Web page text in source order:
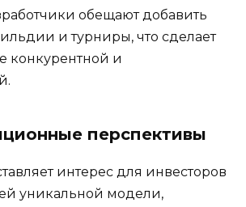
обещают добавить
и турниры, что сделает
конкурентной и
перспективы
интерес для инвесторов
уникальной модели,